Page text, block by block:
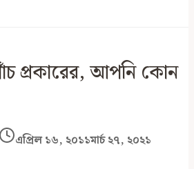
প্রকারের, আপনি কোন
এপ্রিল ১৬, ২০১১মার্চ ২৭, ২০২১